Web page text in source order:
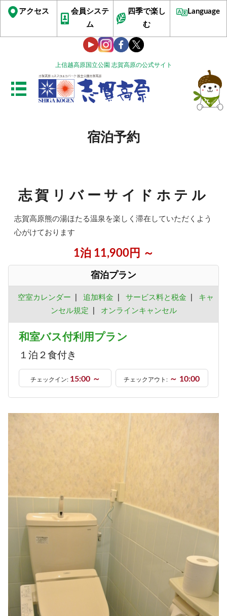
上信越高原国立公園 志賀高原の公式サイト
アクセス
会員システ
ム
四季で楽し
む
Language
宿泊予約
志賀リバーサイドホテル
志賀高原熊の湯ほたる温泉を楽しく滞在していただくよう
心がけております
1泊 11,900円 ～
宿泊プラン
空室カレンダー 追加料金 サービス料と税金
キャ
ンセル規定
オンラインキャンセル
和室バス付利用プラン
１泊２食付き
チェックイン: 15:00 ～ チェックアウト: ～ 10:00